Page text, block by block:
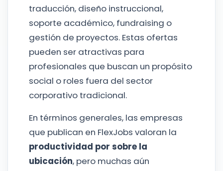
traducción, diseño instruccional,
soporte académico, fundraising o
gestión de proyectos. Estas ofertas
pueden ser atractivas para
profesionales que buscan un propósito
social o roles fuera del sector
corporativo tradicional.
En términos generales, las empresas
que publican en FlexJobs valoran la
productividad por sobre la
ubicación, pero muchas aún